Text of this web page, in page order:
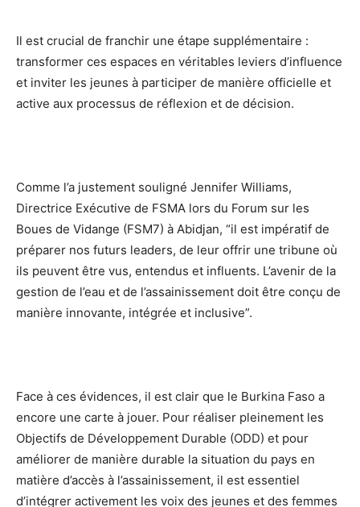
Il est crucial de franchir une étape supplémentaire :
transformer ces espaces en véritables leviers d’influence
et inviter les jeunes à participer de manière officielle et
active aux processus de réflexion et de décision.
Comme l’a justement souligné Jennifer Williams,
Directrice Exécutive de FSMA lors du Forum sur les
Boues de Vidange (FSM7) à Abidjan, “il est impératif de
préparer nos futurs leaders, de leur offrir une tribune où
ils peuvent être vus, entendus et influents. L’avenir de la
gestion de l’eau et de l’assainissement doit être conçu de
manière innovante, intégrée et inclusive”.
Face à ces évidences, il est clair que le Burkina Faso a
encore une carte à jouer. Pour réaliser pleinement les
Objectifs de Développement Durable (ODD) et pour
améliorer de manière durable la situation du pays en
matière d’accès à l’assainissement, il est essentiel
d’intégrer activement les voix des jeunes et des femmes